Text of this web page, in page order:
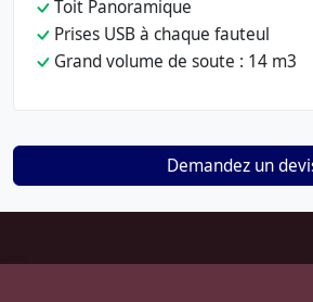
Toit Panoramique
Prises USB à chaque fauteul
Grand volume de soute : 14 m3
Demandez un
de